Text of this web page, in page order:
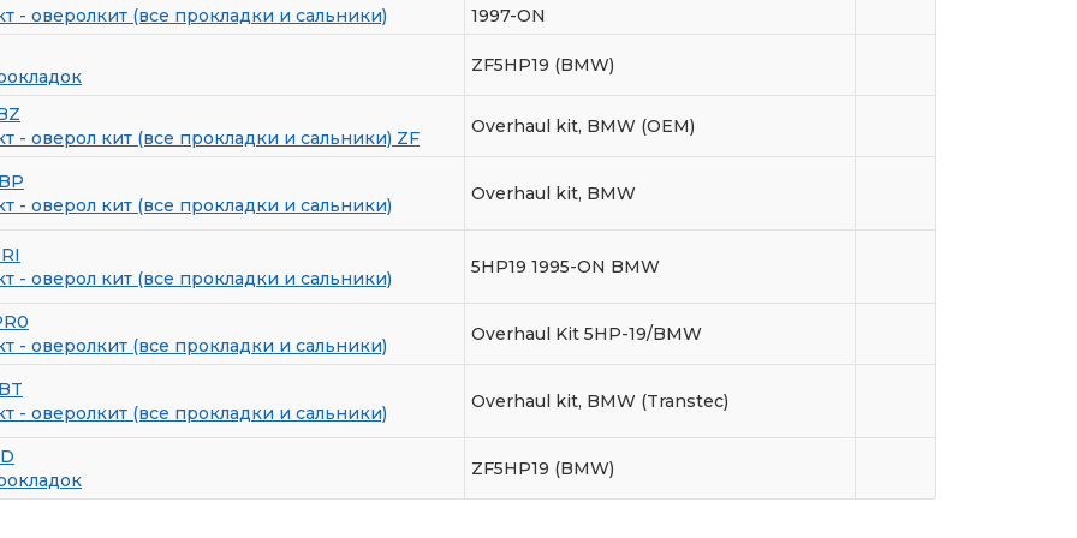
- оверолкит (все прокладки и сальники)
1997-ON
ZF5HP19 (BMW)
- оверол кит (все прокладки и сальники) ZF
Overhaul kit, BMW (OEM)
- оверол кит (все прокладки и сальники)
Overhaul kit, BMW
- оверол кит (все прокладки и сальники)
5HP19 1995-ON BMW
- оверолкит (все прокладки и сальники)
Overhaul Kit 5HP-19/BMW
- оверолкит (все прокладки и сальники)
Overhaul kit, BMW (Transtec)
ZF5HP19 (BMW)